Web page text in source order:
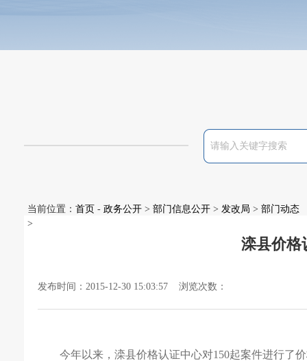
当前位置： 首页 - 政务公开 > 部门信息公开 > 发改局 > 部门动态
>
滦县价格
发布时间：2015-12-30 15:03:57 浏览次数：
今年以来，滦县价格认证中心对150起案件进行了